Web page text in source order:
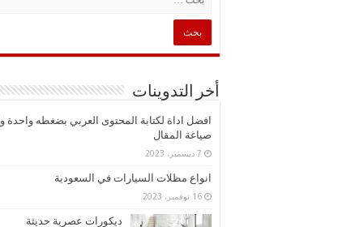
أخر التدوينات
افضل اداة لكتابة المحتوى العربي بضغطه واحدة
صياغة المقال
7 ديسمبر، 2023
انواع مظلات السيارات في السعودية
16 نوفمبر، 2023
ديكورات عصرية حديثة